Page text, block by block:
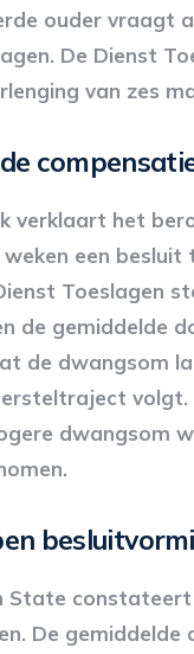
ouder vraagt
De Dienst
van zes
verklaart het
een
Toeslagen
de gemiddelde
de dwangsom
volgt.
dwangsom
State
De